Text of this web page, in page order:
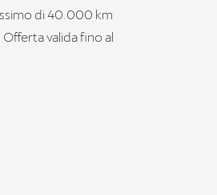
di 40.000 km
valida fino al